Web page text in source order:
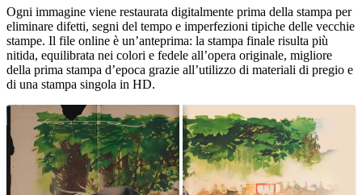
Ogni immagine viene restaurata digitalmente prima della stampa per
eliminare difetti, segni del tempo e imperfezioni tipiche delle vecchie
stampe. Il file online è un’anteprima: la stampa finale risulta più
nitida, equilibrata nei colori e fedele all’opera originale, migliore
della prima stampa d’epoca grazie all’utilizzo di materiali di pregio e
di una stampa singola in HD.